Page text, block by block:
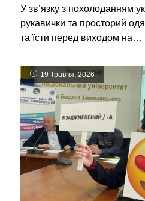
У зв’язку з похолоданням
рукавички та просторий
та їсти перед виходом на…
19 Травня, 2026